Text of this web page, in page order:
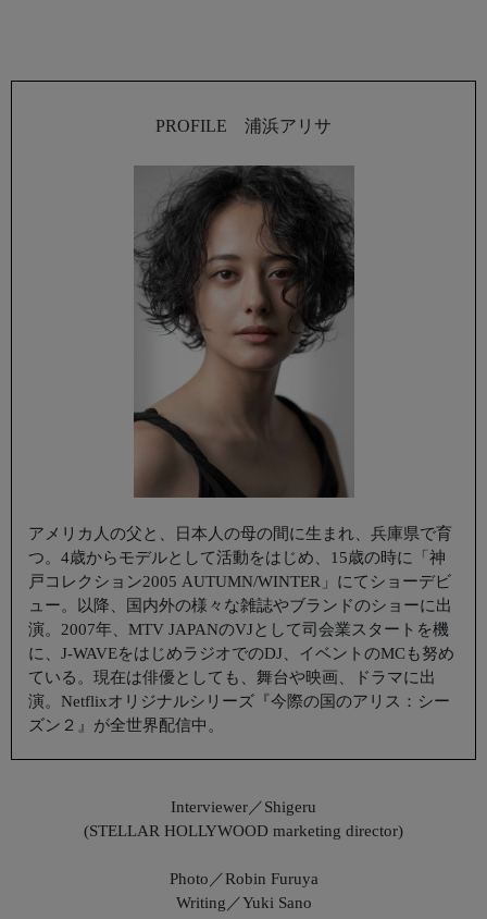
PROFILE 浦浜アリサ
アメリカ人の父と、日本人の母の間に生まれ、兵庫県で育
つ。4歳からモデルとして活動をはじめ、15歳の時に「神
戸コレクション2005 AUTUMN/WINTER」にてショーデビ
ュー。以降、国内外の様々な雑誌やブランドのショーに出
演。2007年、MTV JAPANのVJとして司会業スタートを機
に、J-WAVEをはじめラジオでのDJ、イベントのMCも努め
ている。現在は俳優としても、舞台や映画、ドラマに出
演。Netflixオリジナルシリーズ『今際の国のアリス：シー
ズン２』が全世界配信中。
Interviewer／Shigeru
(STELLAR HOLLYWOOD marketing director)
Photo／Robin Furuya
Writing／Yuki Sano